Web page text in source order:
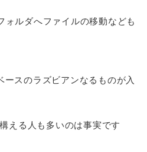
ォルダへファイルの移動なども
スのラズビアンなるものが入
える人も多いのは事実です